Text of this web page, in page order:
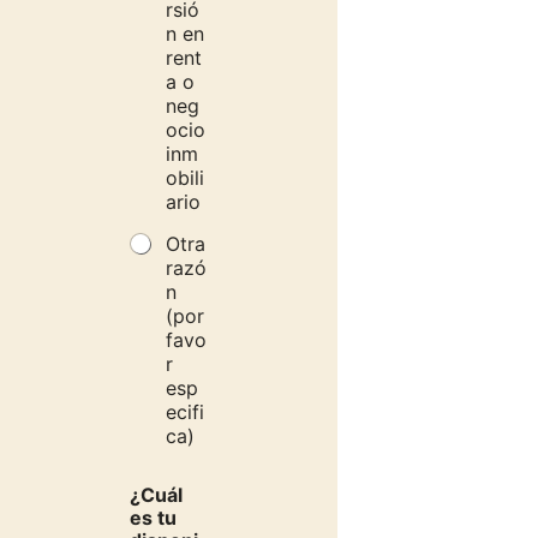
rsió
n en
rent
a o
neg
ocio
inm
obili
ario
Otra
razó
n
(por
favo
r
esp
ecifi
ca)
¿Cuál
es tu